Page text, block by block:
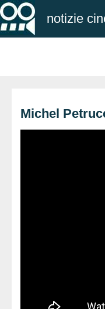
notizie
Michel